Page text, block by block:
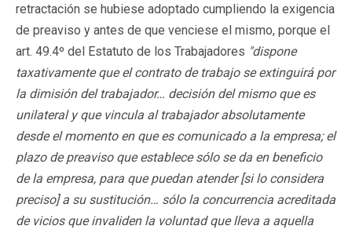
retractación se hubiese adoptado cumpliendo la exigencia
de preaviso y antes de que venciese el mismo, porque el
art. 49.4º del Estatuto de los Trabajadores "dispone
taxativamente que el contrato de trabajo se extinguirá por
la dimisión del trabajador… decisión del mismo que es
unilateral y que vincula al trabajador absolutamente
desde el momento en que es comunicado a la empresa; el
plazo de preaviso que establece sólo se da en beneficio
de la empresa, para que puedan atender [si lo considera
preciso] a su sustitución… sólo la concurrencia acreditada
de vicios que invaliden la voluntad que lleva a aquella